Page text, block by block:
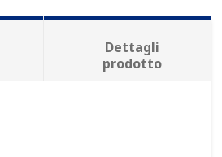
Dettagli
prodotto